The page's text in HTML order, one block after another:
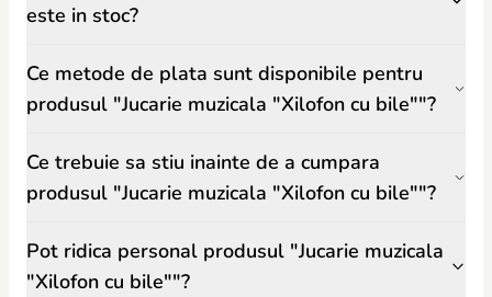
este in stoc?
Ce metode de plata sunt disponibile pentru
produsul "Jucarie muzicala "Xilofon cu bile""?
Ce trebuie sa stiu inainte de a cumpara
produsul "Jucarie muzicala "Xilofon cu bile""?
Pot ridica personal produsul "Jucarie muzicala
"Xilofon cu bile""?